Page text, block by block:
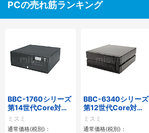
PCの売れ筋ランキング
BBC-1760シリーズ
第14世代Core対応
小型フロアマウント
3PCIe
ミスミ
通常価格(税別)：
BBC-6340シリーズ
第12世代Core対応
小型フロアマウント
PC2PCI/2PCIe
ミスミ
通常価格(税別)：